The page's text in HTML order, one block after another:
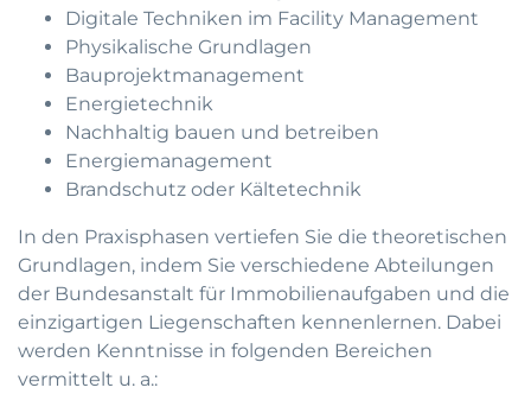
Digitale Techniken im Facility Management
Physikalische Grundlagen
Bauprojektmanagement
Energietechnik
Nachhaltig bauen und betreiben
Energiemanagement
Brandschutz oder Kältetechnik
In den Praxisphasen vertiefen Sie die theoretischen
Grundlagen, indem Sie verschiedene Abteilungen
der Bundesanstalt für Immobilienaufgaben und die
einzigartigen Liegenschaften kennenlernen. Dabei
werden Kenntnisse in folgenden Bereichen
vermittelt u. a.: